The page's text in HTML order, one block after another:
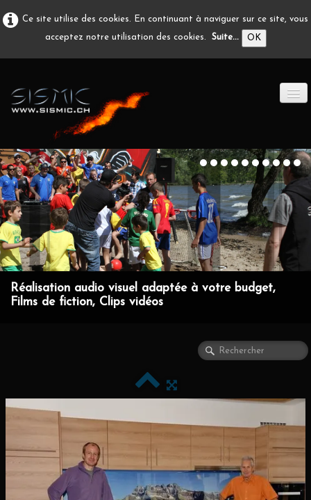
Ce site utilise des cookies. En continuant à naviguer sur ce site, vous
acceptez notre utilisation des cookies. Suite... OK
ACCUEIL
PRODUCTION A/V
DÉVELOPPEMENT
EN IMAGE
CONTACT
Réalisation audio visuel adaptée à votre budget,
Films de fiction, Clips vidéos